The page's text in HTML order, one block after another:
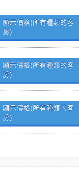
顯示價格(所有種類的客
房)
顯示價格(所有種類的客
房)
顯示價格(所有種類的客
房)